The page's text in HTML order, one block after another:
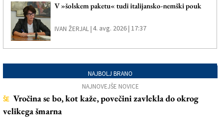
V »šolskem paketu« tudi italijansko-nemški pouk
IVAN ŽERJAL |4. avg. 2026 | 17:37
NAJBOLJ BRANO
NAJNOVEJŠE NOVICE
ŠE Vročina se bo, kot kaže, povečini zavlekla do okrog
velikega šmarna